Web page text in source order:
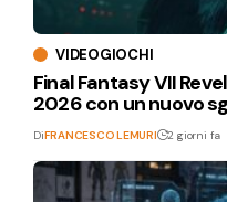
VIDEOGIOCHI
Final Fantasy VII
2026 con un nuovo
DiFRANCESCO LEMURI 2 giorni fa